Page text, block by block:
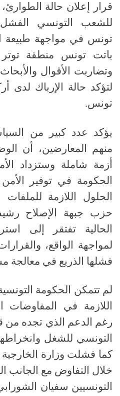
قرار إعلان حالة
للشعب التونسي الفشل
تونس في مواجهة طبيعة
باتت تونس منطقة توتر
وتضاربت الأقوال
لتؤكد حالة الإرباك لدى
تونس.
يؤكد عدد كبير من
منهم المعارضين، أن
أزمة شاملة وستزداد
الحكومة في توفير الأمن
الحلول اللازمة للملفات
حزب جبهة الإصلاح
الحالية تفتقر إلى
لمواجهة الواقع،
فشلها الذريع في معالجة
لم تتمكن الحكومة
اللازمة في المفاوضات
رغم الدعم الذي تجده من
التونسي للشغل
كما فشلت وزارة
خلال التفاوض مع الجانب
التونسيين سفيان